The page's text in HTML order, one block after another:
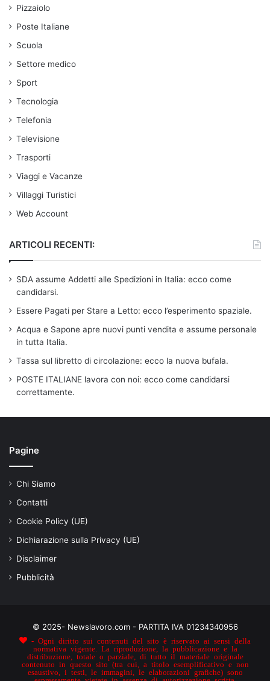
Pizzaiolo
Poste Italiane
Scuola
Settore medico
Sport
Tecnologia
Telefonia
Televisione
Trasporti
Viaggi e Vacanze
Villaggi Turistici
Web Account
ARTICOLI RECENTI:
SDA assume Addetti alle Spedizioni in Italia: ecco come
candidarsi.
Essere Pagati per Stare a Letto: ecco l’esperimento spaziale.
Acqua e Sapone apre nuovi punti vendita e assume personale
in tutta Italia.
Tassa sul libretto di circolazione: ecco la nuova bufala.
POSTE ITALIANE lavora con noi: ecco come candidarsi
correttamente.
Pagine
Chi Siamo
Contatti
Cookie Policy (UE)
Dichiarazione sulla Privacy (UE)
Disclaimer
Pubblicità
© 2025- Newslavoro.com - PARTITA IVA 01234340956
- Ogni diritto sui contenuti del sito è riservato ai sensi della
normativa vigente. La riproduzione, la pubblicazione e la
distribuzione, totale o parziale, di tutto il materiale originale
contenuto in questo sito (tra cui, a titolo esemplificativo e non
esaustivo, i testi, le immagini, le elaborazioni grafiche) sono